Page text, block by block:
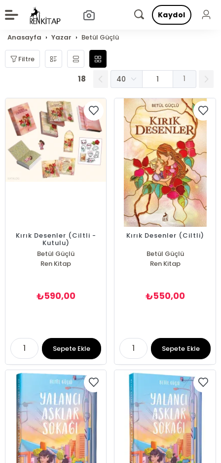
Kaydol
Anasayfa Yazar Betül Güçlü
Filtre
18 1
Kırık Desenler (Ciltli -
Kutulu)
Betül Güçlü
Ren Kitap
₺590,00
Sepete Ekle
Kırık Desenler (Ciltli)
Betül Güçlü
Ren Kitap
₺550,00
Sepete Ekle